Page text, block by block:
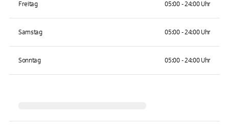
Freitag 05:00 - 24:00 Uhr
Samstag 05:00 - 24:00 Uhr
Sonntag 05:00 - 24:00 Uhr